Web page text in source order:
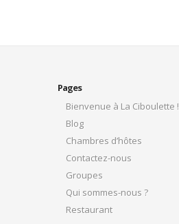
Pages
Bienvenue à La Ciboulette !
Blog
Chambres d’hôtes
Contactez-nous
Groupes
Qui sommes-nous ?
Restaurant